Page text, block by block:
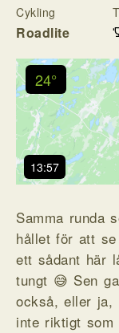
Cykling
Roadlite
24°
13:57
Samma runda
hållet för att
ett sådant här
tungt 😅 Sen
också, eller ja,
inte riktigt